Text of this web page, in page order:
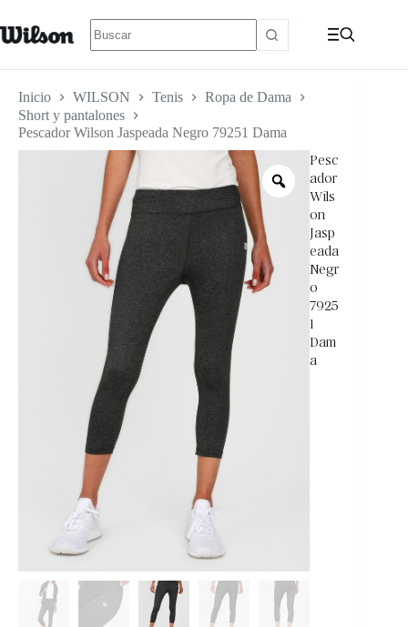
Inicio WILSON Tenis
Ropa de Dama
Short y pantalones
Pescador Wilson Jaspeada Negro 79251 Dama
Pesc
ador
Wils
on
Jasp
eada
Negr
o
7925
1
Dam
a